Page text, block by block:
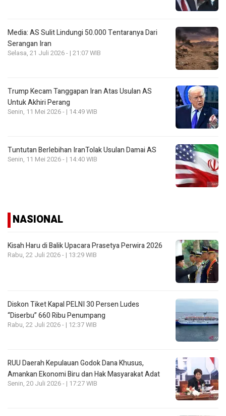
Media: AS Sulit Lindungi 50.000 Tentaranya Dari
Serangan Iran
Selasa, 21 Juli 2026 - | 21:07 WIB
Trump Kecam Tanggapan Iran Atas Usulan AS
Untuk Akhiri Perang
Senin, 11 Mei 2026 - | 14:49 WIB
Tuntutan Berlebihan IranTolak Usulan Damai AS
Senin, 11 Mei 2026 - | 14:40 WIB
NASIONAL
Kisah Haru di Balik Upacara Prasetya Perwira 2026
Rabu, 22 Juli 2026 - | 13:29 WIB
Diskon Tiket Kapal PELNI 30 Persen Ludes
“Diserbu” 660 Ribu Penumpang
Rabu, 22 Juli 2026 - | 12:37 WIB
RUU Daerah Kepulauan Godok Dana Khusus,
Amankan Ekonomi Biru dan Hak Masyarakat Adat
Senin, 20 Juli 2026 - | 17:27 WIB